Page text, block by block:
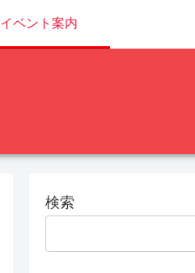
イベント案内
検索